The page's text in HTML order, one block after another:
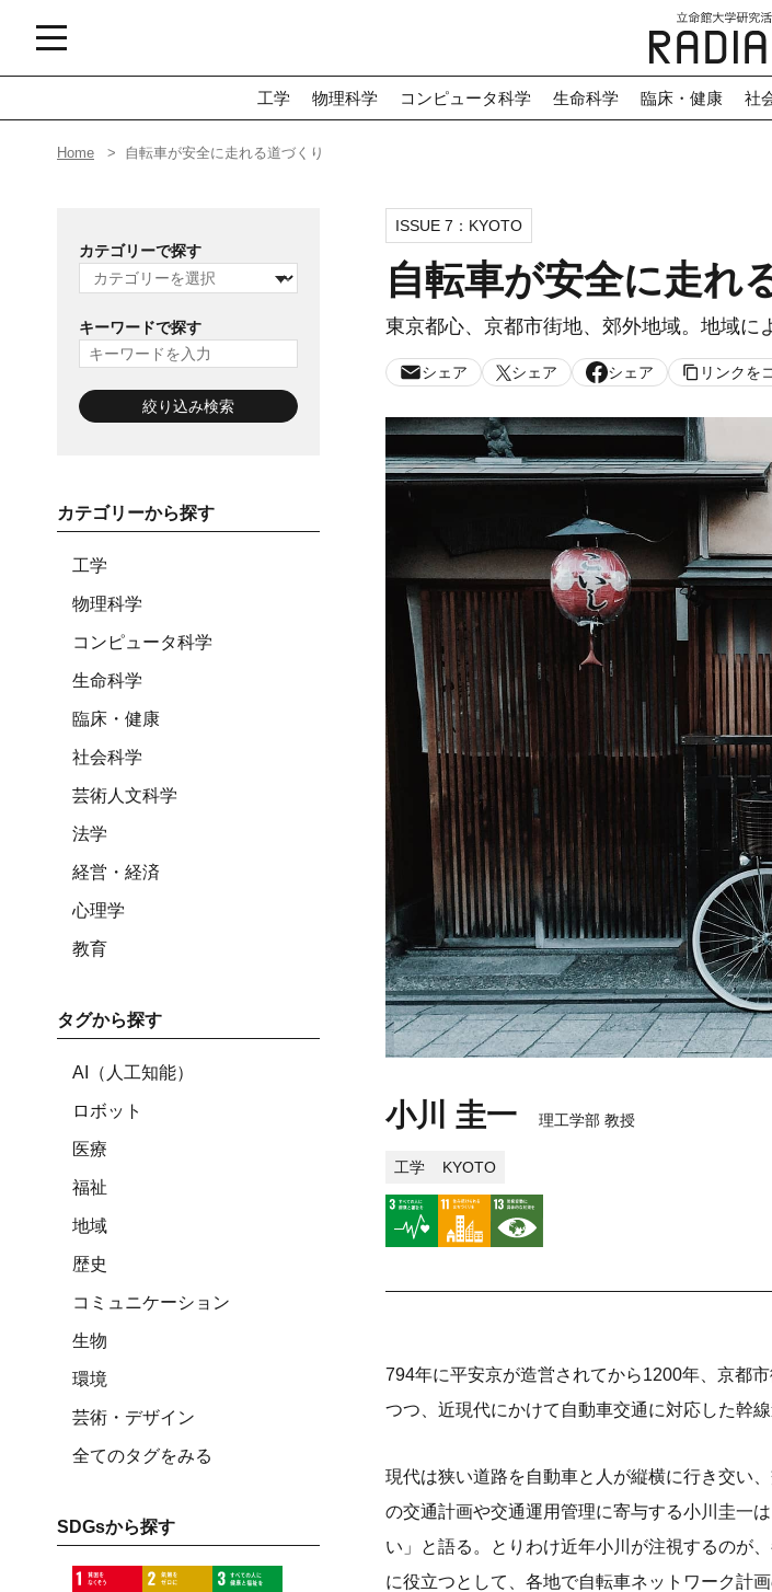
工学 物理科学 コンピュータ科学 生命科学 臨床・健康 社
Home 自転車が安全に走れる道づくり
カテゴリーで探す
キーワードで探す
絞り込み検索
カテゴリーから探す
工学
物理科学
コンピュータ科学
生命科学
臨床・健康
社会科学
芸術人文科学
法学
経営・経済
心理学
教育
タグから探す
AI（人工知能）
ロボット
医療
福祉
地域
歴史
コミュニケーション
生物
環境
芸術・デザイン
全てのタグをみる
SDGsから探す
ISSUE 7： KYOTO
自転車が安全に走れ
東京都心、京都市街地、郊外地域。地域に
シェア シェア シェア リンクを
小川 圭一 理工学部 教授
工学 KYOTO
794年に平安京が造営されてから1200年、京都
つつ、近現代にかけて自動車交通に対応した幹
現代は狭い道路を自動車と人が縦横に行き交い
の交通計画や交通運用管理に寄与する小川圭一
い」と語る。とりわけ近年小川が注視するのが
に役立つとして、各地で自転車ネットワーク計